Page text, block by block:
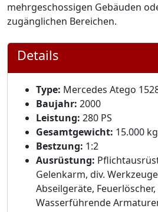
mehrgeschossigen Gebäuden
zugänglichen Bereichen.
Details
Type: Mercedes Atego
Baujahr: 2000
Leistung: 280 PS
Gesamtgewicht: 15.000 kg
Bestzung: 1:2
Ausrüstung:
Gelenkarm, div.
Abseilgeräte,
Wasserführende